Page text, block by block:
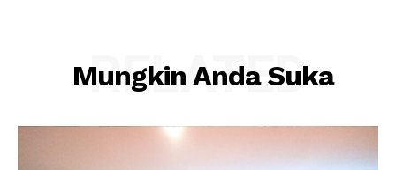
Mungkin Anda Suka
RELATED